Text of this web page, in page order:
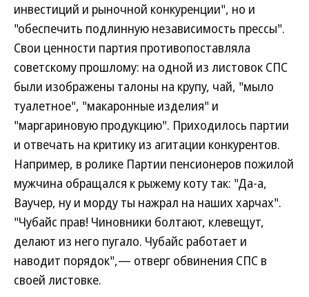
инвестиций и рыночной конкуренции", но и
"обеспечить подлинную независимость прессы".
Свои ценности партия противопоставляла
советскому прошлому: на одной из листовок СПС
были изображены талоны на крупу, чай, "мыло
туалетное", "макаронные изделия" и
"маргариновую продукцию". Приходилось партии
и отвечать на критику из агитации конкурентов.
Например, в ролике Партии пенсионеров пожилой
мужчина обращался к рыжему коту так: "Да-а,
Ваучер, ну и морду ты нажрал на наших харчах".
"Чубайс прав! Чиновники болтают, клевещут,
делают из него пугало. Чубайс работает и
наводит порядок",— отверг обвинения СПС в
своей листовке.